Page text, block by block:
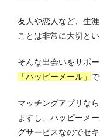
友人や恋人など、生
ことは非常に大切とい
そんな出会いをサポ
「ハッピーメール」 で
マッチングアプリな
ますし、ハッピーメ
グサービスなのでセ